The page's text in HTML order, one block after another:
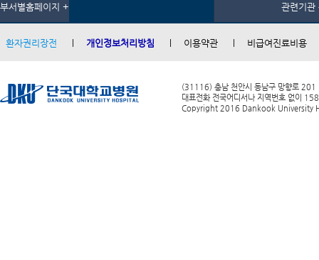
부서별홈페이지 + 관련기관
환자권리장전 개인정보처리방침 이용약관 비급여진료비용
(31116) 충남 천안시 동남구 망향로 201
대표전화 전국어디서나 지역번호 없이
Copyright 2016 Dankook University